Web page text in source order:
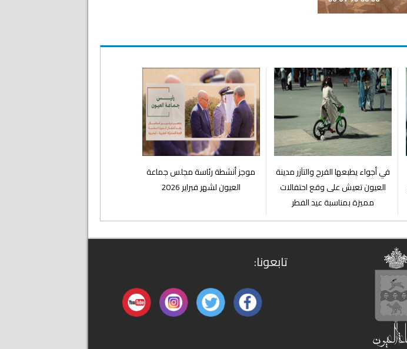
في أجواء يطبعها الفرح والتآزر مدينة
العيون تعيش على وقع احتفالات
مميزة بمناسبة عيد الفطر
موجز أنشطة رئاسة مجلس جماعة
العيون لشهر فبراير 2026
تابعونا: